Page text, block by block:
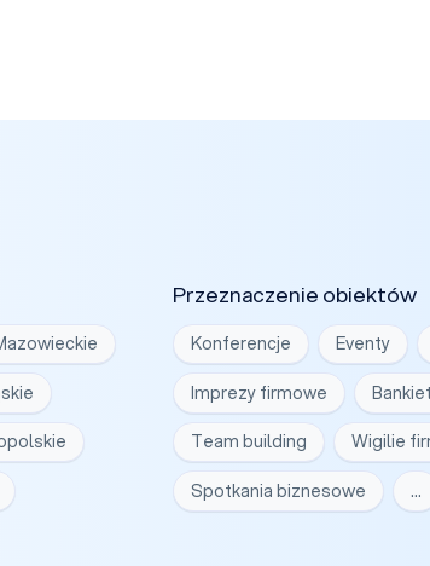
Przeznaczenie obiektów
Konferencje Eventy
Imprezy firmowe
Team building Wigilie
Spotkania biznesowe …